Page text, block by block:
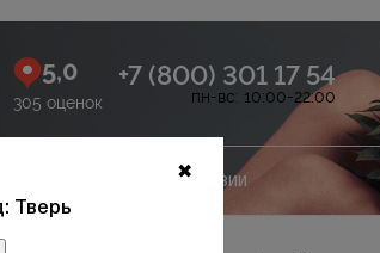
✖
Тверь
5,0
305 оценок
+7 (800) 301 17 54
пн-вс: 10:00-22:00
Лицензии